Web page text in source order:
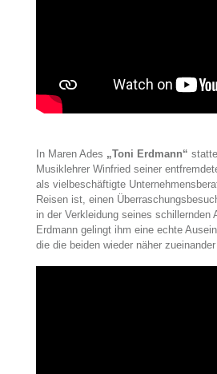
In Maren Ades „Toni Erdmann“
Musiklehrer Winfried seiner
als vielbeschäftigte
Reisen ist, einen
in der Verkleidung seines schillernden
Erdmann gelingt ihm eine echte
die die beiden wieder näher zueinander